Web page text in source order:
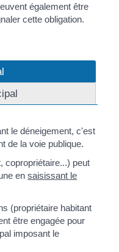
également être
cette obligation.
le déneigement, c'est
de la voie publique.
copropriétaire...) peut
ensaisissant le
(propriétaire habitant
être engagée pour
imposant le